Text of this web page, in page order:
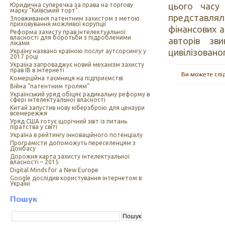
Юридична суперечка за права на торгову
марку “Київський торт”.
Зловживання патентним захистом з метою
приховування можливої корупції
Реформа захисту прав інтелектуальної
власності для боротьби з підробленими
ліками
Україну названо країною послуг аутсорсингу у
2017 році
Україна запроваджує новий механізм захисту
прав ІВ в інтернеті
Комерційна таємниця на підприємстві
Війна “патентним тролям”
Український уряд обіцяє радикальну реформу в
сфері інтелектуальної власності
Китай запустив нову кіберзброю для цензури
всемережжя
Уряд США готує щорічний звіт із питань
піратства у світі
Україна в рейтингу інноваційного потенціалу
Програмісти допоможуть переселенцям з
Донбасу
Дорожня карта захисту інтелектуальної
власності – 2015
Digital Minds for a New Europe
Google дослідив користування інтернетом в
Україні
Пошук
цього часу
фінансових
авторів
Ви можете